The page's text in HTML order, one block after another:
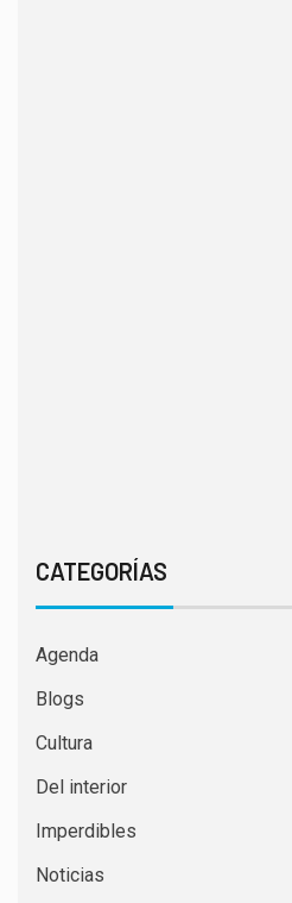
CATEGORÍAS
Agenda
Blogs
Cultura
Del interior
Imperdibles
Noticias